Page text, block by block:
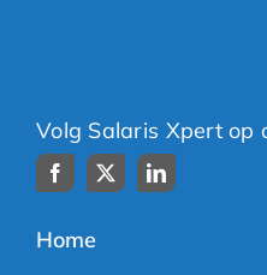
Volg Salaris Xpert op
Home